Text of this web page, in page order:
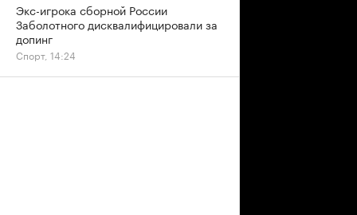
Экс-игрока сборной России
Заболотного дисквалифицировали за
допинг
Спорт, 14:24